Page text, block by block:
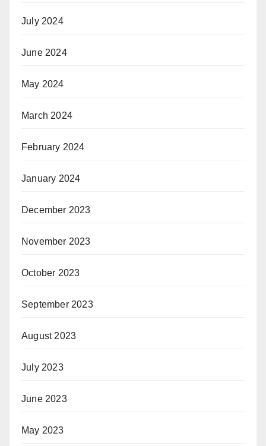
July 2024
June 2024
May 2024
March 2024
February 2024
January 2024
December 2023
November 2023
October 2023
September 2023
August 2023
July 2023
June 2023
May 2023